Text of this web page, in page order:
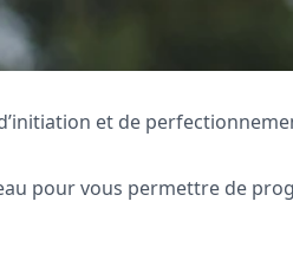
et de
pour vous permettre de